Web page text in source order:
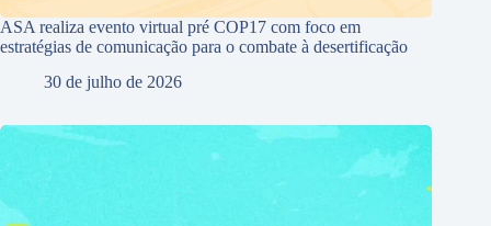
ASA realiza evento virtual pré COP17 com foco em
estratégias de comunicação para o combate à desertificação
30 de julho de 2026